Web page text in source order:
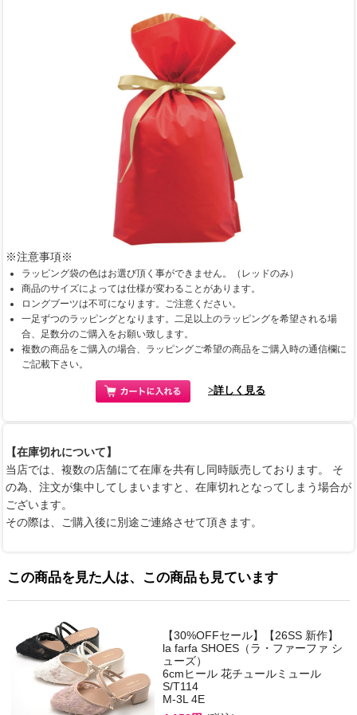
※注意事項※
ラッピング袋の色はお選び頂く事ができません。（レッドのみ）
商品のサイズによっては仕様が変わることがあります。
ロングブーツは不可になります。ご注意ください。
一足ずつのラッピングとなります。二足以上のラッピングを希望される場
合、足数分のご購入をお願い致します。
複数の商品をご購入の場合、ラッピングご希望の商品をご購入時の通信欄に
ご記載下さい。
>詳しく見る
【在庫切れについて】
当店では、複数の店舗にて在庫を共有し同時販売しております。 そ
の為、注文が集中してしまいますと、在庫切れとなってしまう場合が
ございます。
その際は、ご購入後に別途ご連絡させて頂きます。
この商品を見た人は、この商品も見ています
【30%OFFセール】【26SS 新作】
la farfa SHOES（ラ・ファーファ シ
ューズ）
6cmヒール 花チュールミュール
S/T114
M-3L 4E